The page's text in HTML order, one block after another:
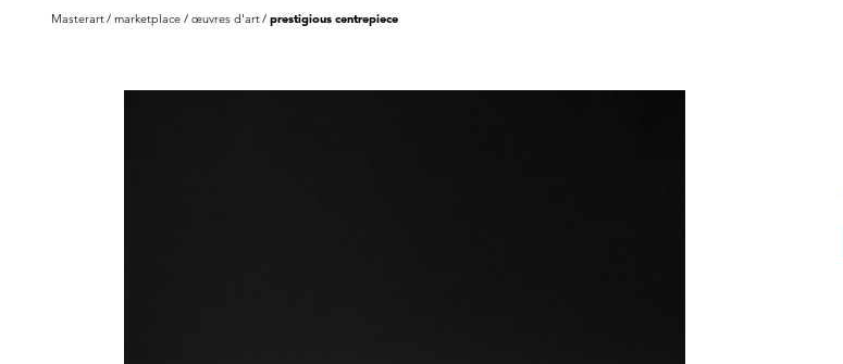
Masterart marketplace œuvres d'art prestigious centrepiece